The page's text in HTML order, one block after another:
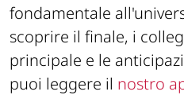
fondamentale
scoprire il finale, i
principale e le
puoi leggere il nostro